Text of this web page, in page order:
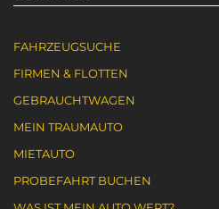
FAHRZEUGSUCHE
FIRMEN & FLOTTEN
GEBRAUCHTWAGEN
MEIN TRAUMAUTO
MIETAUTO
PROBEFAHRT BUCHEN